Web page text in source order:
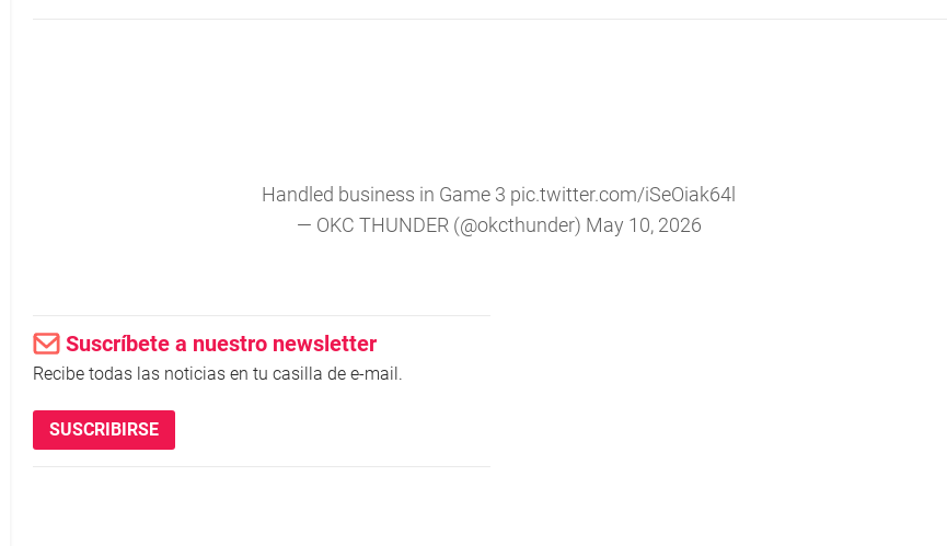
Handled business in Game 3 pic.twitter.com/iSeOiak64l
— OKC THUNDER (@okcthunder) May 10, 2026
Suscríbete a nuestro newsletter
Recibe todas las noticias en tu casilla de e-mail.
SUSCRIBIRSE